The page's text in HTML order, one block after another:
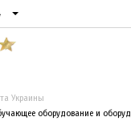
Украины
оборудование и